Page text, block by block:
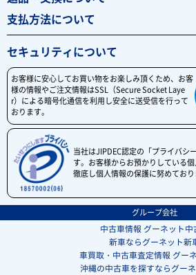
支払方法について
セキュリティについて
お客様に安心してお買い物をお楽しみ頂くため、お客
様の情報やご注文情報はSSL（Secure Socket Laye
r）による暗号化通信を利用し安全に送受信を行って
おります。
当社はJIPDEC認定の「プライバシ
す。お客様からお預かりしている
徹底し個人情報の保護に努めており
グループ会社
中古車情報 グーネット中
新車ならグーネット新
車買取・中古車査定情報 グー
沖縄の中古車を探すならグー